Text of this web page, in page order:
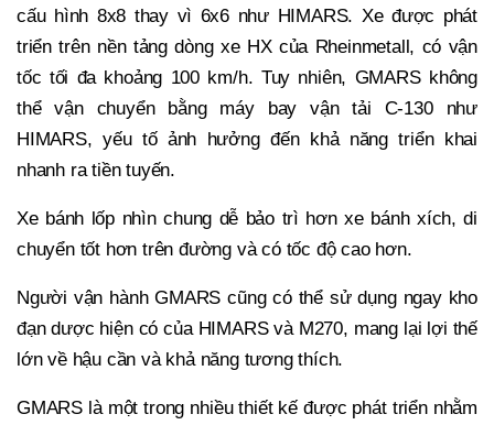
cấu hình 8x8 thay vì 6x6 như HIMARS. Xe được phát
triển trên nền tảng dòng xe HX của Rheinmetall, có vận
tốc tối đa khoảng 100 km/h. Tuy nhiên, GMARS không
thể vận chuyển bằng máy bay vận tải C-130 như
HIMARS, yếu tố ảnh hưởng đến khả năng triển khai
nhanh ra tiền tuyến.
Xe bánh lốp nhìn chung dễ bảo trì hơn xe bánh xích, di
chuyển tốt hơn trên đường và có tốc độ cao hơn.
Người vận hành GMARS cũng có thể sử dụng ngay kho
đạn dược hiện có của HIMARS và M270, mang lại lợi thế
lớn về hậu cần và khả năng tương thích.
GMARS là một trong nhiều thiết kế được phát triển nhằm